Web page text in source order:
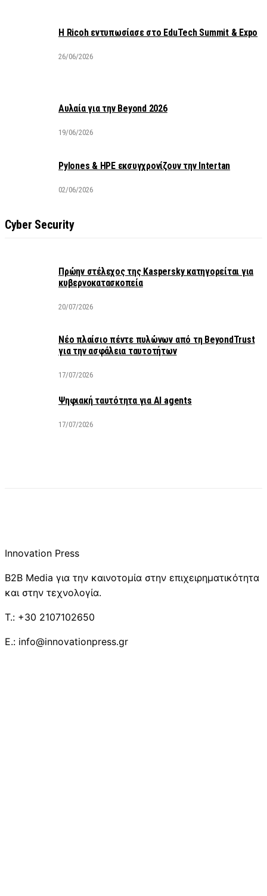
Η Ricoh εντυπωσίασε στο EduTech Summit & Expo
26/06/2026
Αυλαία για την Beyond 2026
19/06/2026
Pylones & HPE εκσυγχρονίζουν την Intertan
02/06/2026
Cyber Security
Πρώην στέλεχος της Kaspersky κατηγορείται για
κυβερνοκατασκοπεία
20/07/2026
Νέο πλαίσιο πέντε πυλώνων από τη BeyondTrust
για την ασφάλεια ταυτοτήτων
17/07/2026
Ψηφιακή ταυτότητα για AI agents
17/07/2026
Innovation Press
B2B Media για την καινοτομία στην επιχειρηματικότητα
και στην τεχνολογία.
T.: +30 2107102650
E.: info@innovationpress.gr